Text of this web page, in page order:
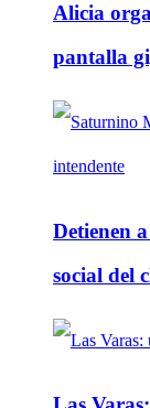
Alicia
pantalla
Detienen
social del